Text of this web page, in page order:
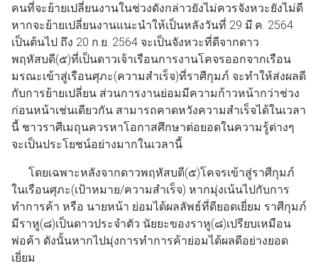
คนที่จะย้ายเปลี่ยนงานในช่วงดังกล่าวยังไม่ควรจังหวะยังไม่ดี
หากจะย้ายเปลี่ยนงานแนะนำให้เป็นหลังวันที่ 29 มี.ค. 2564
เป็นต้นไป ถึง 20 ก.ย. 2564 จะเป็นจังหวะที่ดีจากดาว
พฤหัสบดี(๕)ที่เป็นดาวเจ้าเรือนการงานโคจรออกจากเรือน
มรณะเข้าสู่เรือนศุภะ(ความสำเร็จ)ที่ราศีกุมภ์ จะทำให้ส่งผลดี
กับการย้ายเปลี่ยน ส่วนการงานย่อมมีความก้าวหน้ากว่าช่วง
ก่อนหน้าเช่นเดียวกัน สามารถคาดหวังความสำเร็จได้ในเวลา
นี้ ชาวราศีเมถุนควรหาโอกาสศึกษาต่อยอดในความรู้ต่างๆ
จะเป็นประโยชน์อย่างมากในเวลานี้
โดยเฉพาะหลังจากดาวพฤหัสบดี(๕)โคจรเข้าสู่ราศีกุมภ์
ในเรือนศุภะ(เป้าหมาย/ความสำเร็จ) หากมุ่งเน้นไปกับการ
ทำการค้า หรือ นายหน้า ย่อมได้ผลลัพธ์ที่ดียอดเยี่ยม ราศีกุมภ์
มีราหู(๘)เป็นดาวประจำตัว นัยยะของราหู(๘)เปรียบเหมือน
พ่อค้า ดังนั้นหากไปมุ่งการทำการค้าย่อมได้ผลดีอย่างยอด
เยี่ยม